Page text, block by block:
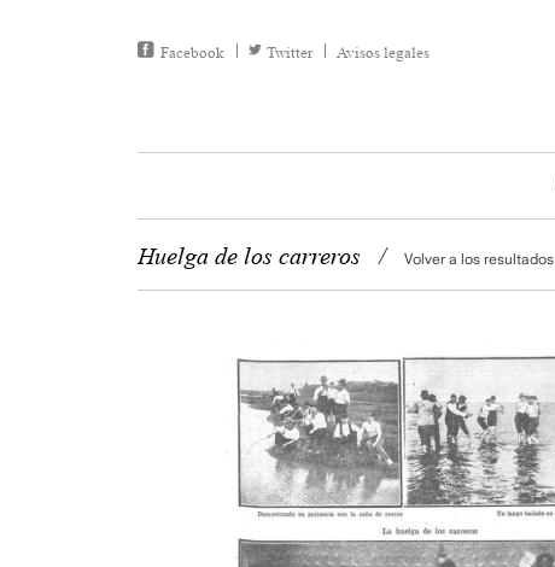
Facebook Twitter Avisos legales
Huelga de los carreros / Volver a los resultados